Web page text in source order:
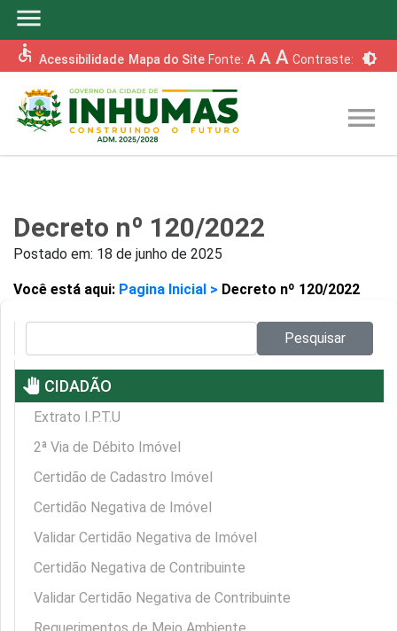
menu
accessible Acessibilidade Mapa do Site Fonte: A A A Contraste: brightness_6
menu
Decreto nº 120/2022
Postado em: 18 de junho de 2025
Você está aqui: Pagina Inicial > Decreto nº 120/2022
Pesquisar
pan_tool CIDADÃO
Extrato I.P.T.U
2ª Via de Débito Imóvel
Certidão de Cadastro Imóvel
Certidão Negativa de Imóvel
Validar Certidão Negativa de Imóvel
Certidão Negativa de Contribuinte
Validar Certidão Negativa de Contribuinte
Requerimentos de Meio Ambiente